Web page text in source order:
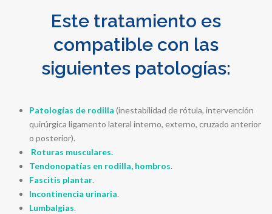
Este tratamiento es
compatible con las
siguientes patologías:
Patologías de rodilla (inestabilidad de rótula, intervención
quirúrgica ligamento lateral interno, externo, cruzado anterior
o posterior).
Roturas musculares.
Tendonopatías en rodilla, hombros.
Fascitis plantar.
Incontinencia urinaria.
Lumbalgias.